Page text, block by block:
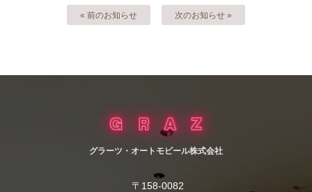
« 前のお知らせ 次のお知らせ »
グラーツ・オートモビール株式会社
〒158-0082